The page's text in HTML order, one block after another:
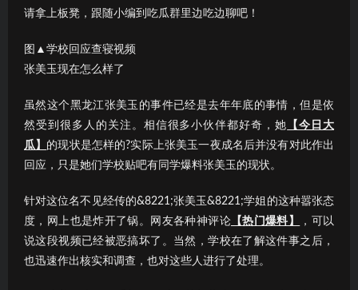
请拿上板凳，跟随小编到吃瓜群里边吃边聊吧！
图▲学校回应查寝视频
张美玉现在怎么样了
虽然这个黑龙江张美玉的事件已经是去年年底的事情，但是依
然受到很多人的关注。相信很多小伙伴都好奇，她 【今日大
瓜】 的现状是怎样的?实际上张美玉一夜成名后并没有对此作出
回应，只是她们学校贴吧有同学爆料张美玉的现状。
针对这位名不见经传的&8221;张美玉&8221;学姐的这种嚣张态
度，网上也是炸开了锅。网友各种神评论【热门爆料】
，可以
说这段视频已经被恶搞坏了。当然，学校在了解这件事之后，
也迅速作出核实和调查，也对这些人进行了处理。